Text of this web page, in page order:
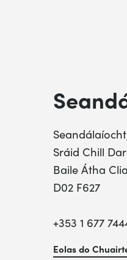
Sráid Chill
Baile Átha
D02 F627
+353 1 677
Eolas do